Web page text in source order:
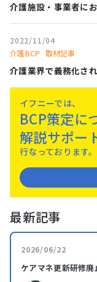
介護施設・事業者に
2022/11/04
介護BCP 取材記事
介護業界で義務化さ
イフニーでは、
BCP策定に
解説サポー
⾏なっております。
最新記事
2026/06/22
ケアマネ更新研修